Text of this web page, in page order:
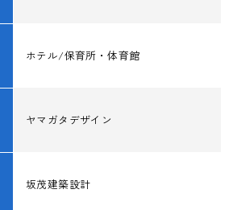
ホテル/保育所・体育館
ヤマガタデザイン
坂茂建築設計
認証